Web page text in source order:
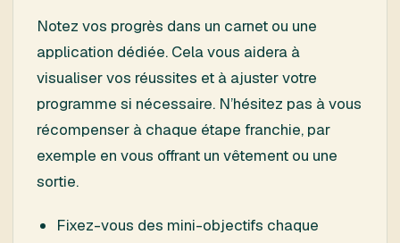
Notez vos progrès dans un carnet ou une
application dédiée. Cela vous aidera à
visualiser vos réussites et à ajuster votre
programme si nécessaire. N’hésitez pas à vous
récompenser à chaque étape franchie, par
exemple en vous offrant un vêtement ou une
sortie.
Fixez-vous des mini-objectifs chaque